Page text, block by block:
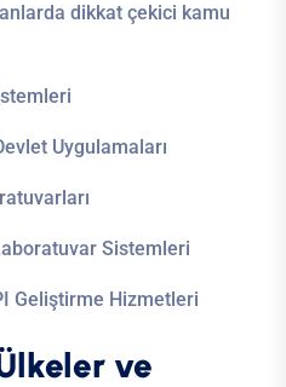
dikkat çekici kamu
Uygulamaları
Sistemleri
Geliştirme Hizmetleri
ve